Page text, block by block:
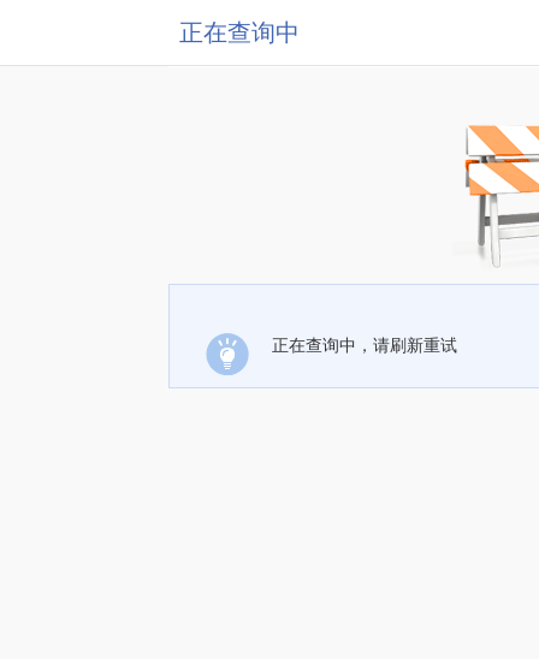
正在查询中
正在查询中，请刷新重试